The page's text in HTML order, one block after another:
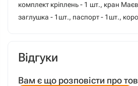
комплект кріплень - 1 шт., кран
заглушка - 1шт., паспорт - 1шт.,
Відгуки
Вам є що розповісти про